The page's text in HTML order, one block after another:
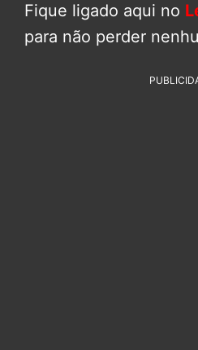
Fique ligado aqui no
para não perder